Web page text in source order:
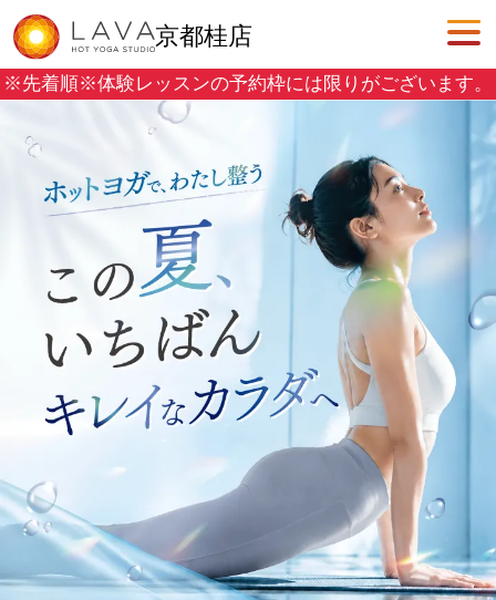
京都桂店
※先着順※体験レッスンの予約枠には限りがございます。